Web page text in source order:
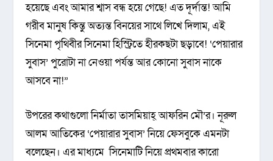
হয়েছে এবং আমার শ্বাস বন্ধ হয়ে গেছে! এত দূর্দান্ত! আমি
গরীব মানুষ কিন্তু অত্যন্ত বিনয়ের সাথে লিখে দিলাম, এই
সিনেমা পৃথিবীর সিনেমা হিস্ট্রিতে হীরকছটা ছড়াবে! ‘পেয়ারার
সুবাস’ পুরোটা না নেওয়া পর্যন্ত আর কোনো সুবাস নাকে
আসবে না!”
উপরের কথাগুলো নির্মাতা তাসমিয়াহ্ আফরিন মৌ’র। নূরুল
আলম আতিকের ‘পেয়ারার সুবাস’ নিয়ে ফেসবুকে এমনটা
বলেছেন। এর মাধ্যমে সিনেমাটি নিয়ে প্রথমবার কারো